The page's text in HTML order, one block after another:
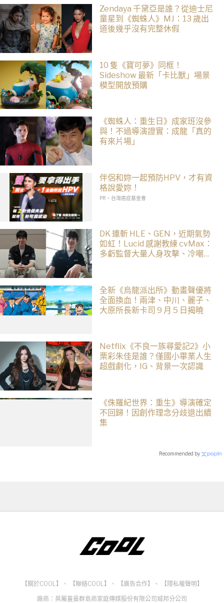
Zendaya 千黛亞是誰？從迪士尼
童星到《蜘蛛人》MJ：13 歲出
道後幾乎沒有完整休假
10 隻《寶可夢》同框！
Sideshow 最新「卡比獸」場景
模型開放預購
《蜘蛛人：重生日》成家班沒參
與！不過導演證實：成龍「真的
有來片場」
伴侶和妳一起預防HPV，才有資
格說愛妳！
PR・台灣癌症基金會
DK 連斬 HLE、GEN，近期氣勢
如虹！Lucid 感謝教練 cvMax：
多虧監督大量人身攻擊、冷嘲熱
全新《烏龍派出所》動畫聲優將
全面換血！兩津、中川、麗子、
大原所長新卡司 9 月 5 日揭曉
Netflix《不良一族尋愛記2》小
栗彩朱佳是誰？僅國小畢業人生
超戲劇化，IG、背景一次認識
《侏羅紀世界：重生》導演確定
不回歸！因創作理念分歧退出續
集
Recommended by
【關於COOL】 、 【聯絡COOL】 、 【廣告合作】 、
【隱私權聲明】
廠商：英屬蓋曼群島商家庭傳媒股份有限公司城邦分公司